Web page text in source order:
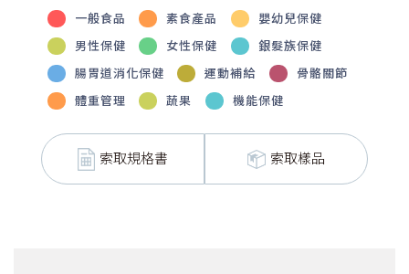
一般食品 素食產品 嬰幼兒保健
男性保健 女性保健 銀髮族保健
腸胃道消化保健 運動補給 骨骼關節
體重管理 蔬果 機能保健
索取規格書 索取樣品